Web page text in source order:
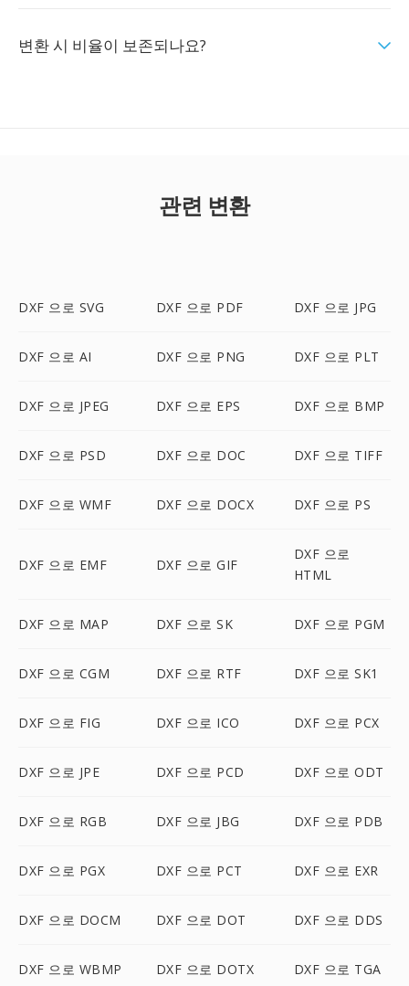
변환 시 비율이 보존되나요?
관련 변환
DXF 으로 SVG DXF 으로 PDF DXF 으로 JPG
DXF 으로 AI DXF 으로 PNG DXF 으로 PLT
DXF 으로 JPEG DXF 으로 EPS DXF 으로 BMP
DXF 으로 PSD DXF 으로 DOC DXF 으로 TIFF
DXF 으로 WMF DXF 으로 DOCX DXF 으로 PS
DXF 으로 EMF DXF 으로 GIF
DXF 으로
HTML
DXF 으로 MAP DXF 으로 SK DXF 으로 PGM
DXF 으로 CGM DXF 으로 RTF DXF 으로 SK1
DXF 으로 FIG DXF 으로 ICO DXF 으로 PCX
DXF 으로 JPE DXF 으로 PCD DXF 으로 ODT
DXF 으로 RGB DXF 으로 JBG DXF 으로 PDB
DXF 으로 PGX DXF 으로 PCT DXF 으로 EXR
DXF 으로 DOCM DXF 으로 DOT DXF 으로 DDS
DXF 으로 WBMP DXF 으로 DOTX DXF 으로 TGA